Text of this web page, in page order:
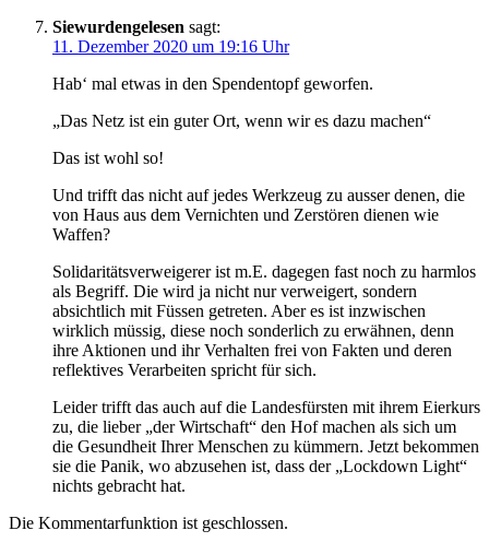
Siewurdengelesen sagt:
11. Dezember 2020 um 19:16 Uhr
Hab‘ mal etwas in den Spendentopf geworfen.
„Das Netz ist ein guter Ort, wenn wir es dazu machen“
Das ist wohl so!
Und trifft das nicht auf jedes Werkzeug zu ausser denen, die
von Haus aus dem Vernichten und Zerstören dienen wie
Waffen?
Solidaritätsverweigerer ist m.E. dagegen fast noch zu harmlos
als Begriff. Die wird ja nicht nur verweigert, sondern
absichtlich mit Füssen getreten. Aber es ist inzwischen
wirklich müssig, diese noch sonderlich zu erwähnen, denn
ihre Aktionen und ihr Verhalten frei von Fakten und deren
reflektives Verarbeiten spricht für sich.
Leider trifft das auch auf die Landesfürsten mit ihrem Eierkurs
zu, die lieber „der Wirtschaft“ den Hof machen als sich um
die Gesundheit Ihrer Menschen zu kümmern. Jetzt bekommen
sie die Panik, wo abzusehen ist, dass der „Lockdown Light“
nichts gebracht hat.
Die Kommentarfunktion ist geschlossen.